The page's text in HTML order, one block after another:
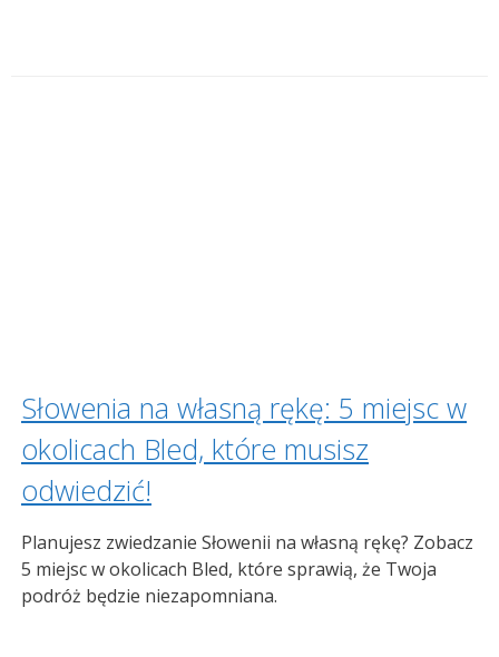
Słowenia na własną rękę: 5 miejsc w
okolicach Bled, które musisz
odwiedzić!
Planujesz zwiedzanie Słowenii na własną rękę? Zobacz
5 miejsc w okolicach Bled, które sprawią, że Twoja
podróż będzie niezapomniana.